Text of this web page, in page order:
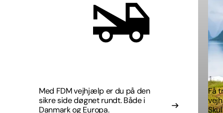
Med FDM vejhjælp er du på den
sikre side døgnet rundt. Både i
Danmark og Europa.
Få